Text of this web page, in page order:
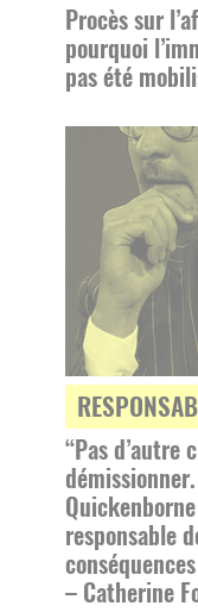
Procès sur
pourquoi
pas été
“Pas d’autre
responsable
– Catherine